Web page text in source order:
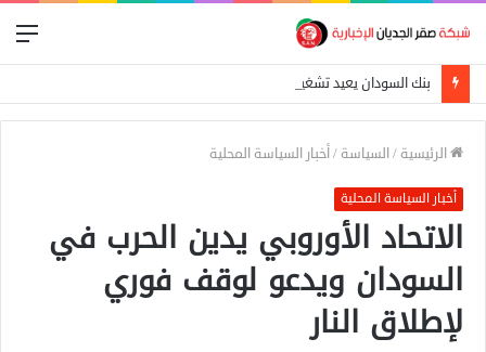
بنك السودان يعيد تشغيل المحول القومي للدفع الإلكتروني
الرئيسية /السياسة /أخبار السياسة المحلية
أخبار السياسة المحلية
الاتحاد الأوروبي يدين الحرب في
السودان ويدعو لوقف فوري
لإطلاق النار